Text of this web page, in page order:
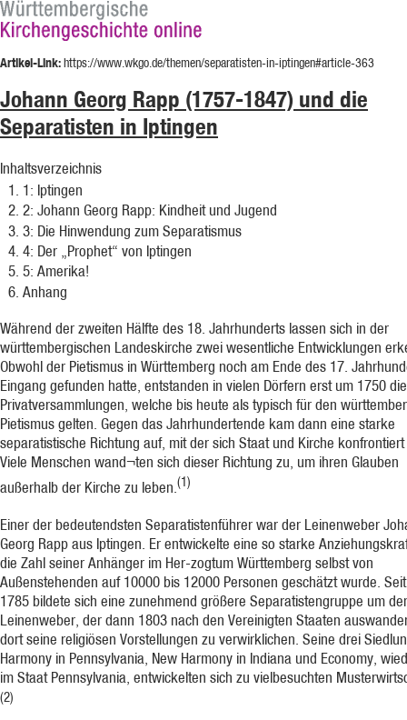
Artikel-Link:https://www.wkgo.de/themen/separatisten-in-iptingen#article-363
Johann Georg Rapp (1757-1847) und die
Separatisten in Iptingen
Inhaltsverzeichnis
1: Iptingen
2: Johann Georg Rapp: Kindheit und Jugend
3: Die Hinwendung zum Separatismus
4: Der „Prophet“ von Iptingen
5: Amerika!
Anhang
Während der zweiten Hälfte des 18. Jahrhunderts lassen sich in der
württembergischen Landeskirche zwei wesentliche Entwicklungen
Obwohl der Pietismus in Württemberg noch am Ende des 17.
Eingang gefunden hatte, entstanden in vielen Dörfern erst um 1750 die
Privatversammlungen, welche bis heute als typisch für den
Pietismus gelten. Gegen das Jahrhundertende kam dann eine starke
separatistische Richtung auf, mit der sich Staat und Kirche
Viele Menschen wand¬ten sich dieser Richtung zu, um ihren Glauben
außerhalb der Kirche zu leben.(1)
Einer der bedeutendsten Separatistenführer war der Leinenweber
Georg Rapp aus Iptingen. Er entwickelte eine so starke
die Zahl seiner Anhänger im Her-zogtum Württemberg selbst von
Außenstehenden auf 10000 bis 12000 Personen geschätzt wurde.
1785 bildete sich eine zunehmend größere Separatistengruppe um
Leinenweber, der dann 1803 nach den Vereinigten Staaten
dort seine religiösen Vorstellungen zu verwirklichen. Seine drei
Harmony in Pennsylvania, New Harmony in Indiana und Economy,
im Staat Pennsylvania, entwickelten sich zu vielbesuchten
(2)